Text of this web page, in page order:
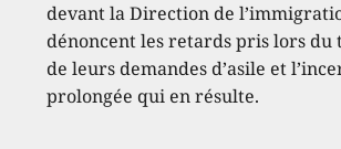
devant la Direction de
dénoncent les retards pris lors
de leurs demandes d’asile et
prolongée qui en résulte.